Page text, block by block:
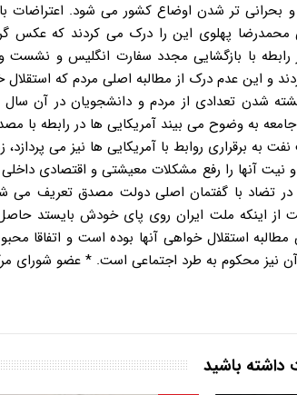
پهلوی این را درک می کردند که عکس
رابطه با بازگشایی مجدد سفارت انگلیس و
و این عدم درک از مطالبه اصلی مردم که
شدن تعدادی از مردم و دانشجویان در آن
به وضوح می بیند آمریکایی ها در رابطه با
به برقراری روابط با آمریکایی ها نیز می پردازد،
و نیت آنها را رفع مشکلات معیشتی و اقتصادی
تضاد با گفتمان اصلی دولت مصدق تعریف می
از اینکه ملت ایران روی پای خودش بایستد
استقلال خواهی آنها بوده است و اتفاقا
نیز محکوم به طرد اجتماعی است. * عضو شورای
باشید